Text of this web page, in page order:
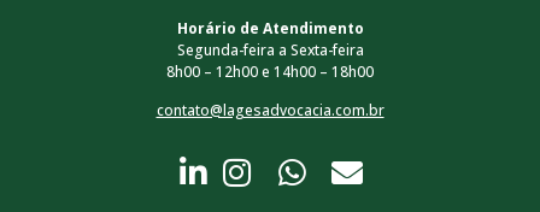
Horário de Atendimento
Segunda-feira a Sexta-feira
8h00 – 12h00 e 14h00 – 18h00
contato@lagesadvocacia.com.br